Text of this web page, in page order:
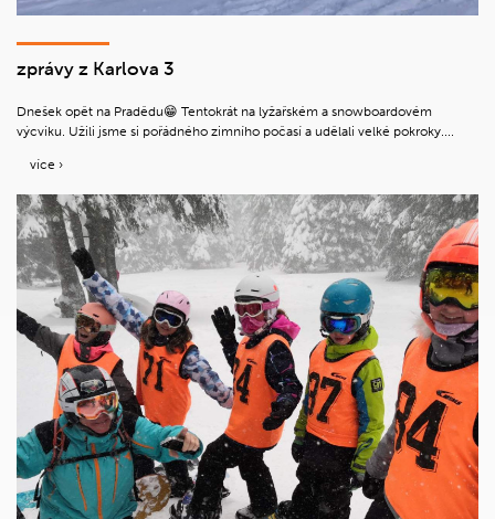
zprávy z Karlova 3
Dnešek opět na Pradědu😁 Tentokrát na lyžařském a snowboardovém
výcviku. Užili jsme si pořádného zimního počasí a udělali velké pokroky....
více ›